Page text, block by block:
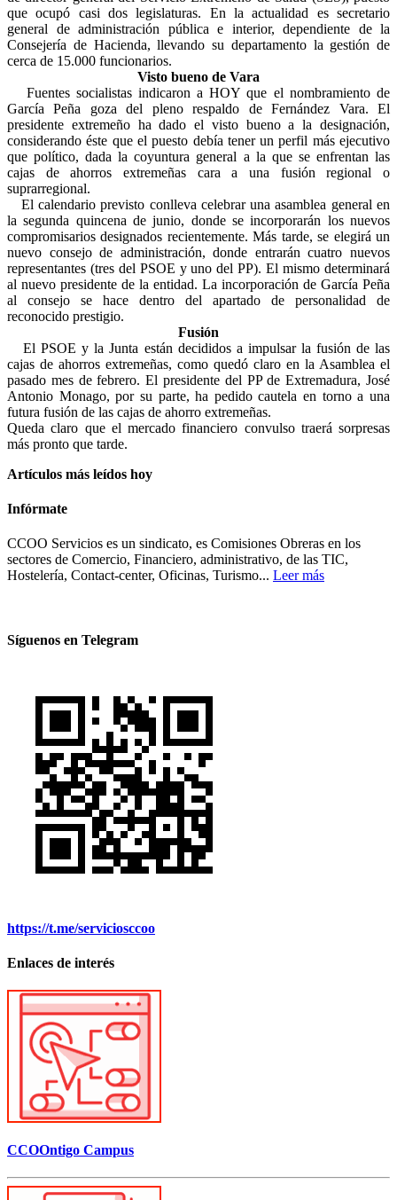
que ocupó casi dos legislaturas. En la actualidad es secretario
general de administración pública e interior, dependiente de la
Consejería de Hacienda, llevando su departamento la gestión de
cerca de 15.000 funcionarios.
Visto bueno de Vara
Fuentes socialistas indicaron a HOY que el nombramiento de
García Peña goza del pleno respaldo de Fernández Vara. El
presidente extremeño ha dado el visto bueno a la designación,
considerando éste que el puesto debía tener un perfil más ejecutivo
que político, dada la coyuntura general a la que se enfrentan las
cajas de ahorros extremeñas cara a una fusión regional o
suprarregional.
El calendario previsto conlleva celebrar una asamblea general en
la segunda quincena de junio, donde se incorporarán los nuevos
compromisarios designados recientemente. Más tarde, se elegirá un
nuevo consejo de administración, donde entrarán cuatro nuevos
representantes (tres del PSOE y uno del PP). El mismo determinará
al nuevo presidente de la entidad. La incorporación de García Peña
al consejo se hace dentro del apartado de personalidad de
reconocido prestigio.
Fusión
El PSOE y la Junta están decididos a impulsar la fusión de las
cajas de ahorros extremeñas, como quedó claro en la Asamblea el
pasado mes de febrero. El presidente del PP de Extremadura, José
Antonio Monago, por su parte, ha pedido cautela en torno a una
futura fusión de las cajas de ahorro extremeñas.
Queda claro que el mercado financiero convulso traerá sorpresas
más pronto que tarde.
Artículos más leídos hoy
Infórmate
CCOO Servicios es un sindicato, es Comisiones Obreras en los
sectores de Comercio, Financiero, administrativo, de las TIC,
Hostelería, Contact-center, Oficinas, Turismo... Leer más
Síguenos en Telegram
https://t.me/serviciosccoo
Enlaces de interés
CCOOntigo Campus